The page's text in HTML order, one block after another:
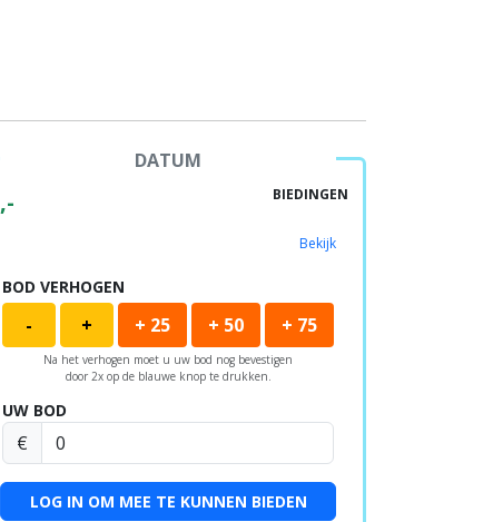
DATUM
,- BIEDINGEN
Bekijk
BOD VERHOGEN
- + + 25 + 50 + 75
Na het verhogen moet u uw bod nog bevestigen
door 2x op de blauwe knop te drukken.
UW BOD
€
LOG IN OM MEE TE KUNNEN BIEDEN